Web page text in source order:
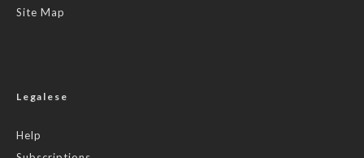
Site Map
Legalese
Help